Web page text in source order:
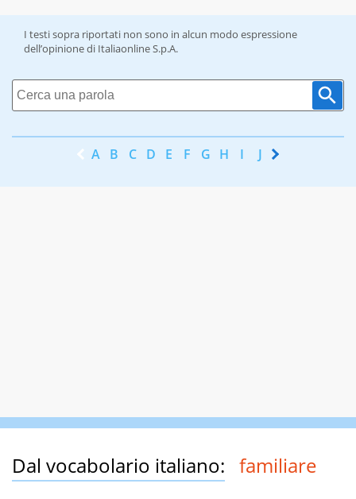
I testi sopra riportati non sono in alcun modo espressione
dell’opinione di Italiaonline S.p.A.
A B C D E F G H I J K
Dal vocabolario italiano: familiare